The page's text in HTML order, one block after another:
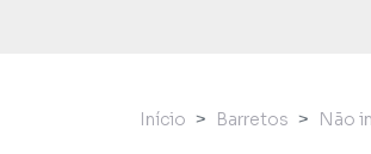
Início Barretos Não